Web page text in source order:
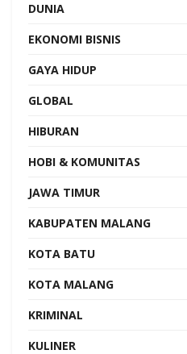
DUNIA
EKONOMI BISNIS
GAYA HIDUP
GLOBAL
HIBURAN
HOBI & KOMUNITAS
JAWA TIMUR
KABUPATEN MALANG
KOTA BATU
KOTA MALANG
KRIMINAL
KULINER